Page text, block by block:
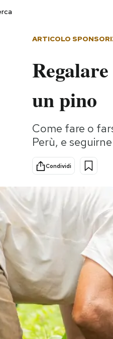
Storie/Idee
Ok Boomer!
Altrecose
Mondiali calcio 2026
ARTICOLO
un pino
Come fare o
Perù, e
Condividi